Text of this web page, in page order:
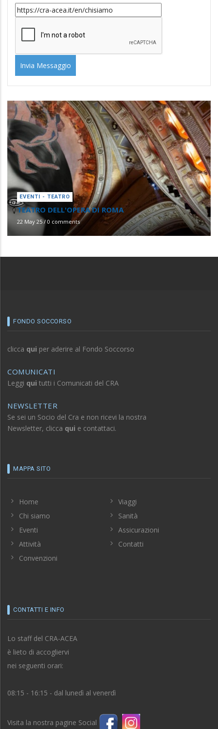
EVENTI - TEATRO
TEATRO DELL'OPERA DI ROMA
22 May 25 / 0 comments
FONDO SOCCORSO
clicca qui per aderire al Fondo Soccorso
COMUNICATI
Leggi qui tutti i Comunicati del CRA
NEWSLETTER
Se sei un Socio del Cra e non ricevi la nostra
Newsletter, clicca qui e contattaci.
MAPPA SITO
Home
Chi siamo
Eventi
Attività
Convenzioni
Viaggi
Sanità
Assicurazioni
Contatti
CONTATTI E INFO
Lo staff del CRA-ACEA
è lieto di accogliervi
nei seguenti orari:
08:15 - 16:15 - dal lunedì al venerdì
Visita la nostra pagine Social